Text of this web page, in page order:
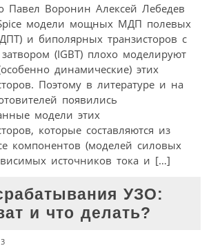
Павел Воронин Алексей Лебедев
модели мощных МДП полевых
и биполярных транзисторов с
(IGBT) плохо моделируют
динамические) этих
Поэтому в литературе и на
появились
модели этих
которые составляются из
компонентов (моделей силовых
источников тока и […]
УЗО:
и что делать?